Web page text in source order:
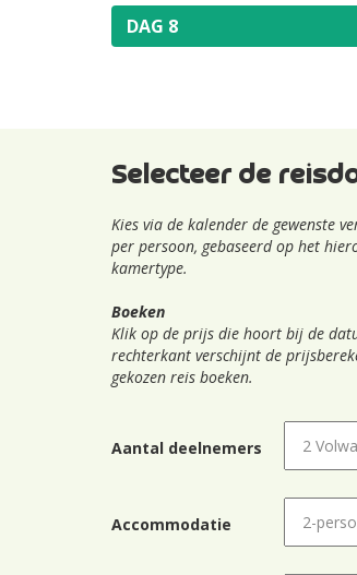
DAG 8
Selecteer de
Kies via de kalender de gewenste
per persoon, gebaseerd op het
kamertype.
Boeken
Klik op de prijs die hoort bij de
rechterkant verschijnt de
gekozen reis boeken.
Aantal deelnemers
Accommodatie